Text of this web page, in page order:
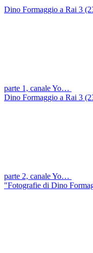
Dino Formaggio a Rai 3
parte 1, canale Yo…
Dino Formaggio a Rai 3
parte 2, canale Yo…
"Fotografie di Dino